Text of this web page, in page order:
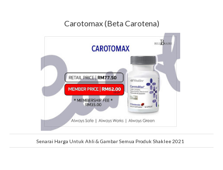
Carotomax (Beta Carotena)
Senarai Harga Untuk Ahli & Gambar Semua Produk Shaklee 2021